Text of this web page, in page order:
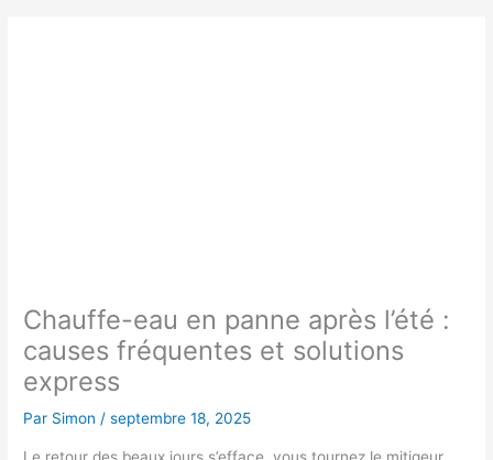
Chauffe-eau en panne après l’été :
causes fréquentes et solutions
express
Par Simon/septembre 18, 2025